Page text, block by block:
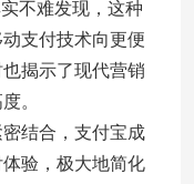
不难发现，这种
支付技术向更便
揭示了现代营销
。
结合，支付宝成
验，极大地简化